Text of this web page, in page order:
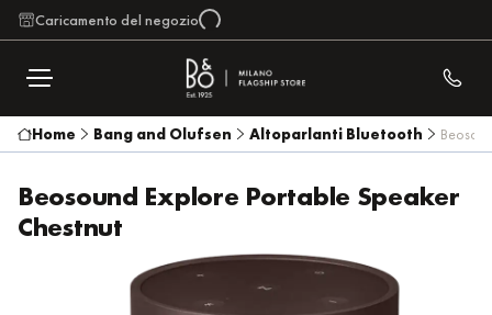
Caricamento del negozio
Home Bang and Olufsen Altoparlanti Bluetooth
Beosound Explore Portable Speaker
Chestnut